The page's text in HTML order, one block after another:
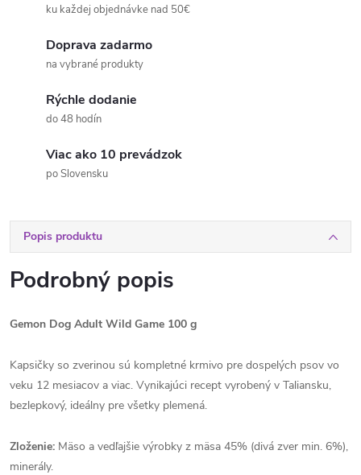
ku každej objednávke nad 50€
Doprava zadarmo
na vybrané produkty
Rýchle dodanie
do 48 hodín
Viac ako 10 prevádzok
po Slovensku
Popis produktu
Podrobný popis
Gemon Dog Adult Wild Game 100 g
Kapsičky so zverinou sú kompletné krmivo pre dospelých psov vo
veku 12 mesiacov a viac. Vynikajúci recept vyrobený v Taliansku,
bezlepkový, ideálny pre všetky plemená.
Zloženie: Mäso a vedľajšie výrobky z mäsa 45% (divá zver min. 6%),
minerály.